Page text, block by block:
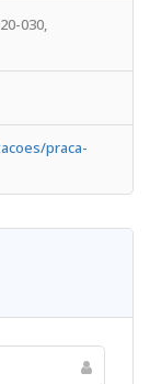
030,
praca-